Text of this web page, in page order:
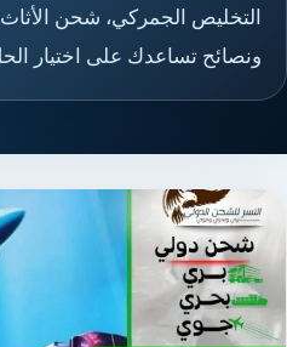
التخليص الجمركي، شحن الأثاث
ونصائح تساعدك على اختيار